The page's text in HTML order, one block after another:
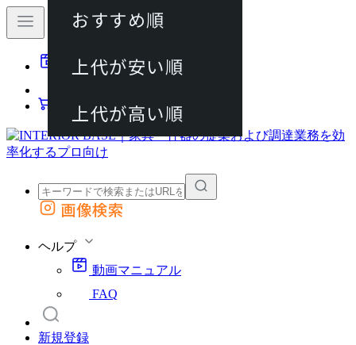
動画マニュアル
カート
外部サイトの商品をカートに追加
画像検索
ヘルプ
動画マニュアル
FAQ
新規登録
おすすめ順
上代が安い順
上代が高い順